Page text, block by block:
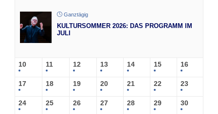
Ganztägig
KULTURSOMMER 2026: DAS PROGRAMM IM
JULI
10 11 12 13 14 15 16
17 18 19 20 21 22 23
24 25 26 27 28 29 30